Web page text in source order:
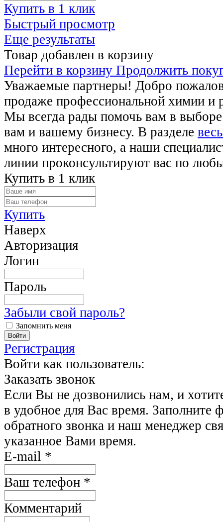
Купить в 1 клик
Быстрый просмотр
Еще результаты
Товар добавлен в корзину
Перейти в корзину Продолжить
Уважаемые партнеры! Добро
продаже профессиональной химии и
Мы всегда рады помочь вам в
вам и вашему бизнесу. В разделе
много интересного, а наши
линии проконсультируют вас по
Купить в 1 клик
Купить
Наверх
Авторизация
Логин
Пароль
Забыли свой пароль?
Запомнить меня
Регистрация
Войти как пользователь:
Заказать звонок
Если Вы не дозвонились нам, и
в удобное для Вас время. Заполните
обратного звонка и наш менеджер
указанное Вами время.
E-mail *
Ваш телефон *
Комментарий